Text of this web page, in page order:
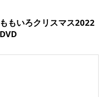
もいろクリスマス2022